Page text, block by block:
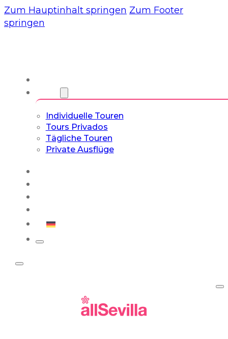
Zum Hauptinhalt springen Zum Footer
springen
Individuelle Touren
Tours Privados
Tägliche Touren
Private Ausflüge